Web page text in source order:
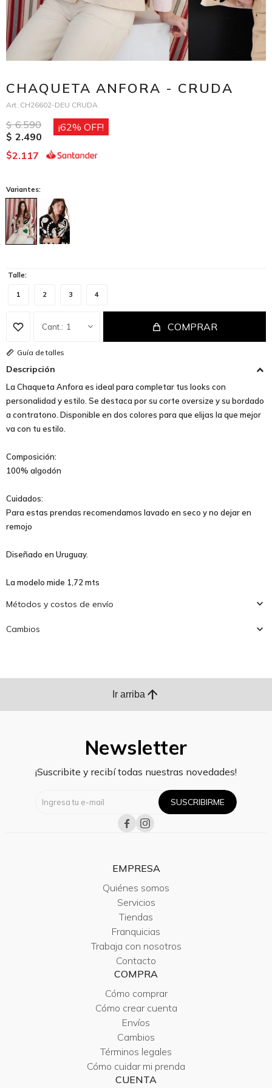
CHAQUETA ANFORA - CRUDA
CH26602-DEU CRUDA
$ 6.590
$ 2.490
62
$2.117
Variantes:
Talle:
1 2 3 4
1 COMPRAR
Guía de talles
Descripción
La Chaqueta Anfora es ideal para completar tus looks con
personalidad y estilo. Se destaca por su corte oversize y su bordado
a contratono. Disponible en dos colores para que elijas la que mejor
va con tu estilo.
Composición:
100% algodón
Cuidados:
Para estas prendas recomendamos lavado en seco y no dejar en
remojo
Diseñado en Uruguay.
La modelo mide 1,72 mts
Métodos y costos de envío
Cambios
Ir arriba arrow_upward
Newsletter
¡Suscribite y recibí todas nuestras novedades!
SUSCRIBIRME
 
EMPRESA
Quiénes somos
Servicios
Tiendas
Franquicias
Trabaja con nosotros
Contacto
COMPRA
Cómo comprar
Cómo crear cuenta
Envíos
Cambios
Términos legales
Cómo cuidar mi prenda
CUENTA